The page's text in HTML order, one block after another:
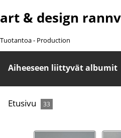
art & design
Tuotantoa - Production
Aiheeseen liittyvät albumit
Etusivu 33